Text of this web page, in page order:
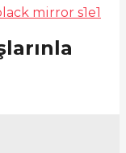
mirror s1e1